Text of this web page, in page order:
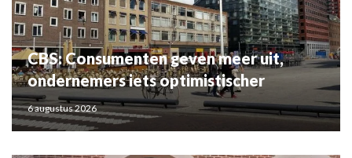
CBS: Consumenten geven meer uit,
ondernemers iets optimistischer
6 augustus 2026